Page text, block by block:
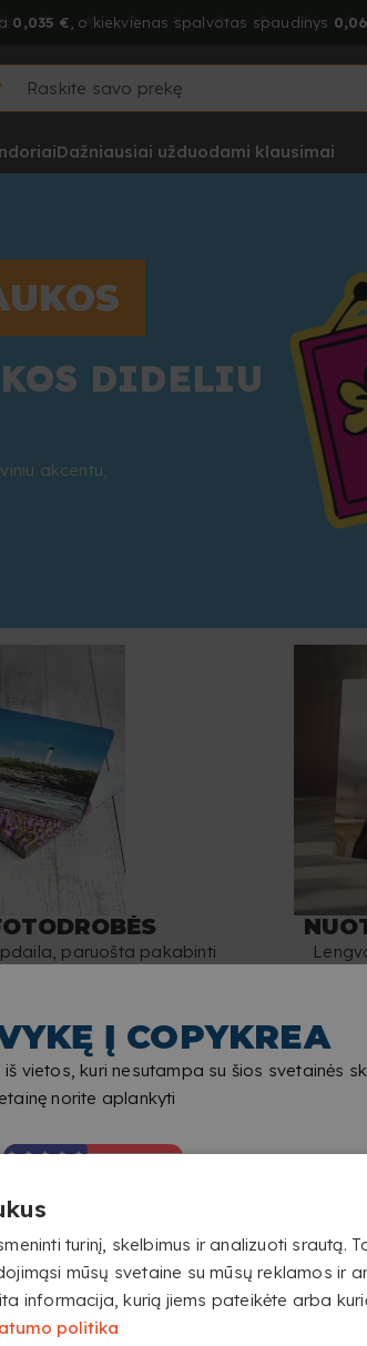
Į COPYKREA
vietos, kuri nesutampa su šios svetainės
norite aplankyti
Į COPYKREA USA
0,035 € , o kiekvienas spalvotas spaudinys
Dažniausiai užduodami klausimai
DIDELIU
akcentu,
paruošta pakabinti
ANT ALIUMINIO
atsparus naudoti lauke
turinį, skelbimus ir analizuoti srautą.
mūsų svetaine su mūsų reklamos ir
informacija, kurią jiems pateikėte arba
politika